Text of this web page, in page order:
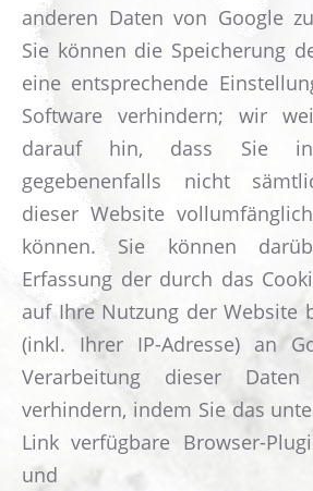
anderen Daten von Google
Sie können die Speicherung
eine entsprechende
Software verhindern; wir
darauf hin, dass Sie
gegebenenfalls nicht
dieser Website
können. Sie können
Erfassung der durch das
auf Ihre Nutzung der Website
(inkl. Ihrer IP-Adresse) an
Verarbeitung dieser
verhindern, indem Sie das
Link verfügbare Browser-
und